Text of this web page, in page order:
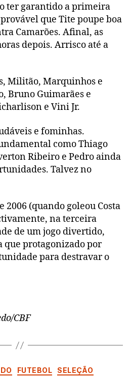
ter garantido a primeira
que Tite poupe boa
Camarões. Afinal, as
depois. Arrisco até a
Militão, Marquinhos e
Bruno Guimarães e
e Vini Jr.
e fominhas.
como Thiago
Ribeiro e Pedro ainda
Talvez no
2006 (quando goleou Costa
na terceira
de um jogo divertido,
que protagonizado por
para destravar o
CBF
Categorias
FUTEBOL SELEÇÃO